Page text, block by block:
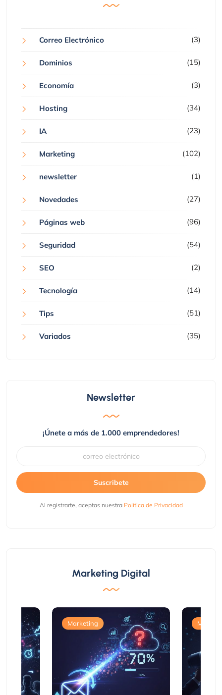
Correo Electrónico (3)
Dominios (15)
Economía (3)
Hosting (34)
IA (23)
Marketing (102)
newsletter (1)
Novedades (27)
Páginas web (96)
Seguridad (54)
SEO (2)
Tecnología (14)
Tips (51)
Variados (35)
Newsletter
¡Únete a más de 1.000 emprendedores!
Suscribete
Al registrarte, aceptas nuestra Política de Privacidad
Marketing Digital
Marketing